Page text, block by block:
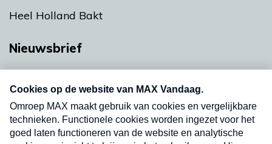
Heel Holland Bakt
Nieuwsbrief
nieuwsbrief. Elke vrijdag- en dinsdagochtend in
uw mailbox.
Verzend